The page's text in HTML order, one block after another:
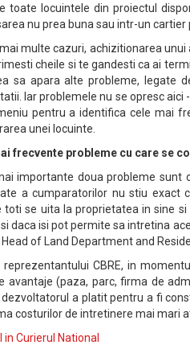
toate locuintele din proiectul
nu prea buna sau intr-un
mai multe cazuri, achizitionarea
cheile si te gandesti ca ai
sa apara alte probleme, legate
Iar problemele nu se opresc aici
pentru a identifica cele mai
unei locuinte.
frecvente probleme cu care se
importante doua probleme sunt
a cumparatorilor nu stiu exact
toti se uita la proprietatea in sine
daca isi pot permite sa intretina
Head of Land Department and
reprezentantului CBRE, in
avantaje (paza, parc, firma de
a platit pentru a fi
costurilor de intretinere mai mari
in Curierul National